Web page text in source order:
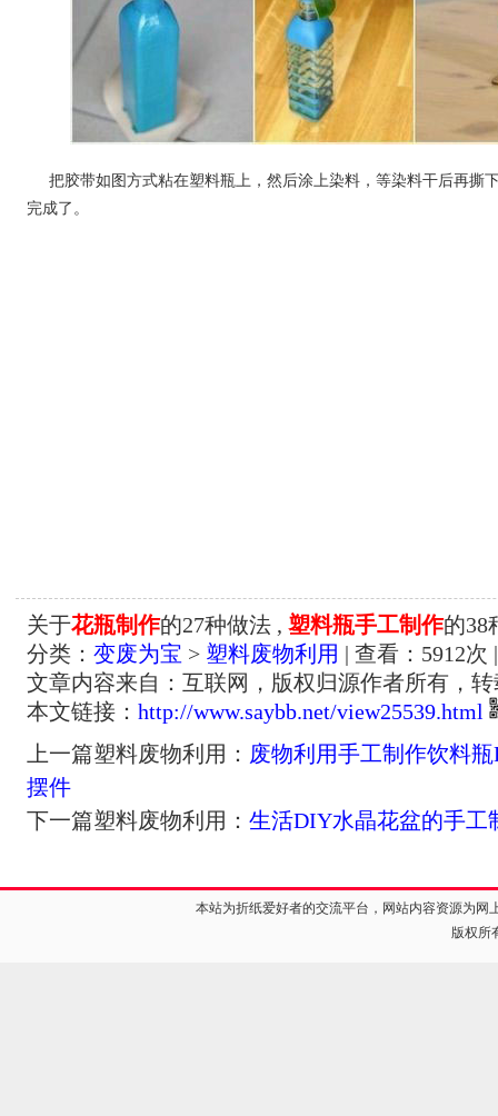
把胶带如图方式粘在塑料瓶上，然后涂上染料，等染料干后再撕
完成了。
关于花瓶制作的27种做法 , 塑料瓶手工制作的38
分类： 变废为宝 > 塑料废物利用 | 查看： 5912次
文章内容来自：互联网，版权归源作者所有，
本文链接： http://www.saybb.net/view25539.html
上一篇塑料废物利用： 废物利用手工制作饮料
摆件
下一篇塑料废物利用： 生活DIY水晶花盆的手工
本站为折纸爱好者的交流平台，网站内容资源为
版权所